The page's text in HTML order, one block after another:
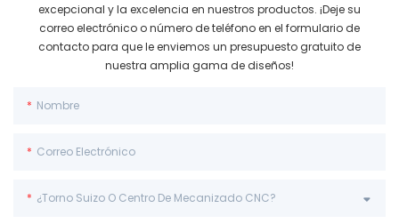
excepcional y la excelencia en nuestros productos. ¡Deje su
correo electrónico o número de teléfono en el formulario de
contacto para que le enviemos un presupuesto gratuito de
nuestra amplia gama de diseños!
Nombre
Correo Electrónico
¿Torno Suizo O Centro De Mecanizado CNC?